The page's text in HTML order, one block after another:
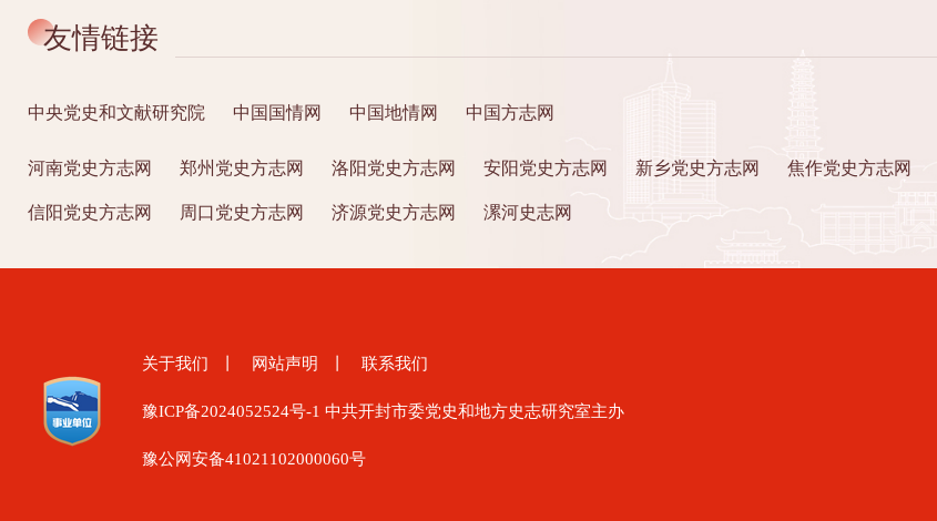
友情链接
中央党史和文献研究院 中国国情网 中国地情网 中国方志网
河南党史方志网 郑州党史方志网 洛阳党史方志网 安阳党史方志网 新乡党史方志网 焦作党史方志网
信阳党史方志网 周口党史方志网 济源党史方志网 漯河史志网
关于我们 网站声明 联系我们
豫ICP备2024052524号-1 中共开封市委党史和地方史志研究室主办
豫公网安备41021102000060号